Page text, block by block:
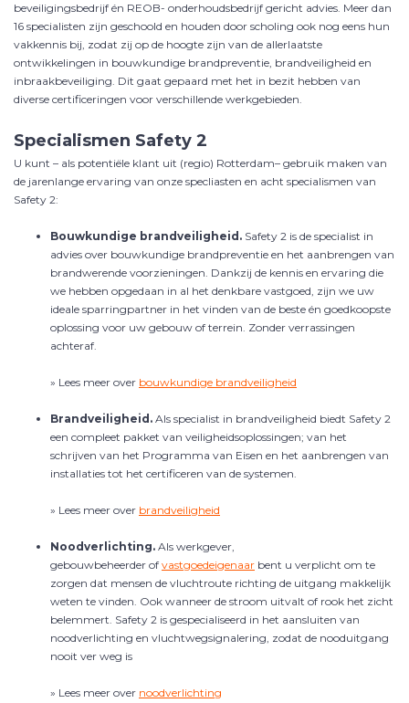
beveiligingsbedrijf én REOB- onderhoudsbedrijf gericht advies. Meer dan
16 specialisten zijn geschoold en houden door scholing ook nog eens hun
vakkennis bij, zodat zij op de hoogte zijn van de allerlaatste
ontwikkelingen in bouwkundige brandpreventie, brandveiligheid en
inbraakbeveiliging. Dit gaat gepaard met het in bezit hebben van
diverse certificeringen voor verschillende werkgebieden.
Specialismen Safety 2
U kunt – als potentiële klant uit (regio) Rotterdam– gebruik maken van
de jarenlange ervaring van onze specliasten en acht specialismen van
Safety 2:
Bouwkundige brandveiligheid. Safety 2 is de specialist in
advies over bouwkundige brandpreventie en het aanbrengen van
brandwerende voorzieningen. Dankzij de kennis en ervaring die
we hebben opgedaan in al het denkbare vastgoed, zijn we uw
ideale sparringpartner in het vinden van de beste én goedkoopste
oplossing voor uw gebouw of terrein. Zonder verrassingen
achteraf.
» Lees meer over bouwkundige brandveiligheid
Brandveiligheid. Als specialist in brandveiligheid biedt Safety 2
een compleet pakket van veiligheidsoplossingen; van het
schrijven van het Programma van Eisen en het aanbrengen van
installaties tot het certificeren van de systemen.
» Lees meer over brandveiligheid
Noodverlichting. Als werkgever,
gebouwbeheerder of vastgoedeigenaar bent u verplicht om te
zorgen dat mensen de vluchtroute richting de uitgang makkelijk
weten te vinden. Ook wanneer de stroom uitvalt of rook het zicht
belemmert. Safety 2 is gespecialiseerd in het aansluiten van
noodverlichting en vluchtwegsignalering, zodat de nooduitgang
nooit ver weg is
» Lees meer over noodverlichting